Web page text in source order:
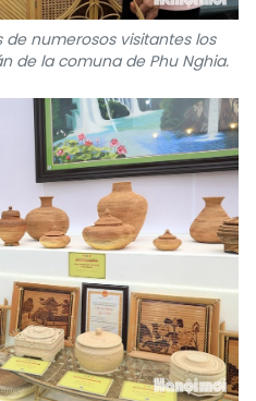
numerosos visitantes los
de la comuna de Phu Nghia.